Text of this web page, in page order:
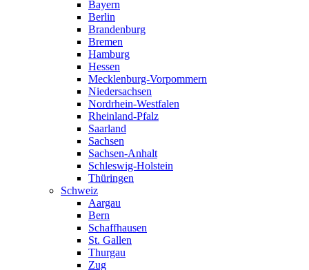
Bayern
Berlin
Brandenburg
Bremen
Hamburg
Hessen
Mecklenburg-Vorpommern
Niedersachsen
Nordrhein-Westfalen
Rheinland-Pfalz
Saarland
Sachsen
Sachsen-Anhalt
Schleswig-Holstein
Thüringen
Schweiz
Aargau
Bern
Schaffhausen
St. Gallen
Thurgau
Zug